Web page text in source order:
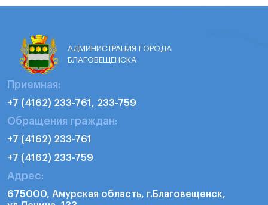
АДМИНИСТРАЦИЯ ГОРОДА
БЛАГОВЕЩЕНСКА
Приемная:
+7 (4162) 233-761, 233-759
Обращения граждан:
+7 (4162) 233-761
+7 (4162) 233-759
Адрес:
675000, Амурская область, г.Благовещенск,